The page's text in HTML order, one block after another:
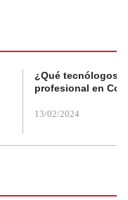
¿Qué tecnólogos
profesional en
13/02/2024